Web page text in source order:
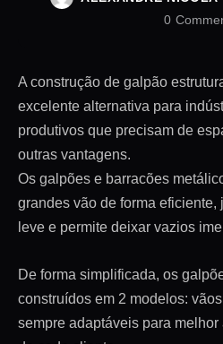
0
A construção de galpão
excelente alternativa para
produtivos que precisam de
outras vantagens.
Os galpões e barracões
grandes vão de forma eficiente,
leve e permite deixar vazios
De forma simplificada, os
construídos em 2 modelos:
sempre adaptáveis para